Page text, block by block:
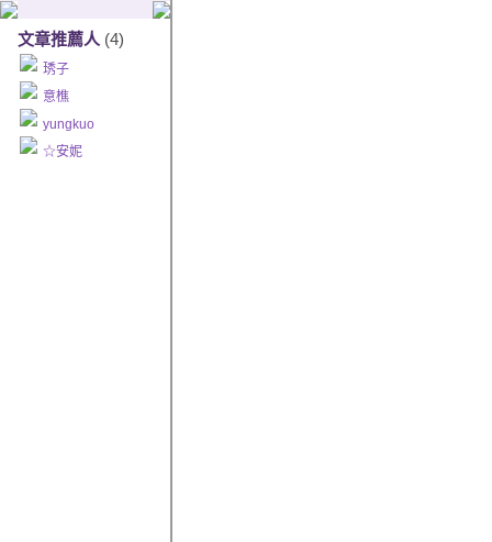
文章推薦人 (4)
琇子
意樵
yungkuo
☆安妮